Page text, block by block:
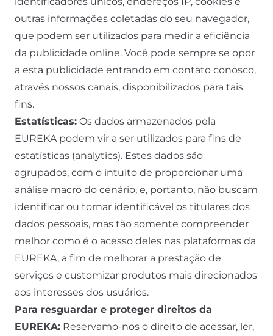
outras informações coletadas do seu navegador,
que podem ser utilizados para medir a eficiência
da publicidade online. Você pode sempre se opor
a esta publicidade entrando em contato conosco,
através nossos canais, disponibilizados para tais
fins.
Estatísticas: Os dados armazenados pela
EUREKA podem vir a ser utilizados para fins de
estatísticas (analytics). Estes dados são
agrupados, com o intuito de proporcionar uma
análise macro do cenário, e, portanto, não buscam
identificar ou tornar identificável os titulares dos
dados pessoais, mas tão somente compreender
melhor como é o acesso deles nas plataformas da
EUREKA, a fim de melhorar a prestação de
serviços e customizar produtos mais direcionados
aos interesses dos usuários.
Para resguardar e proteger direitos da
EUREKA: Reservamo-nos o direito de acessar, ler,